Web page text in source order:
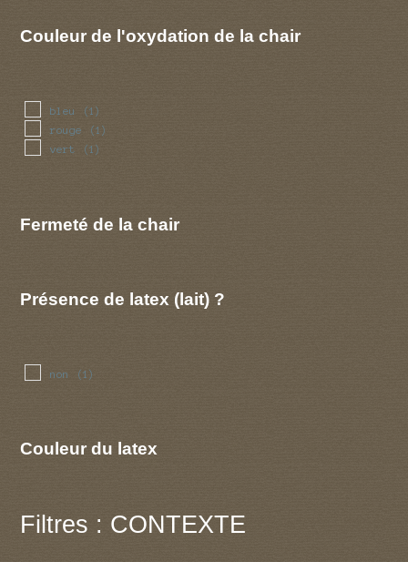
Couleur de l'oxydation de la chair
bleu (1)
rouge (1)
vert (1)
Fermeté de la chair
Présence de latex (lait) ?
non (1)
Couleur du latex
Filtres : CONTEXTE